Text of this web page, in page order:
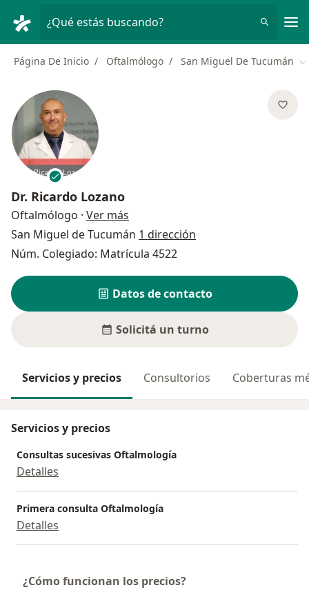
¿Qué estás buscando?
Página De Inicio Oftalmólogo San Miguel De Tucumán
Dr. Ricardo Lozano
Oftalmólogo · Ver más
San Miguel de Tucumán 1 dirección
Núm. Colegiado: Matrícula 4522
Datos de contacto
Solicitá un turno
Servicios y precios Consultorios Coberturas
Servicios y precios
Consultas sucesivas Oftalmología
Detalles
Primera consulta Oftalmología
Detalles
¿Cómo funcionan los precios?